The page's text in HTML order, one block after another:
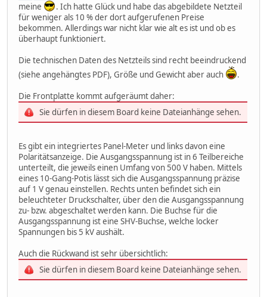
meine
. Ich hatte Glück und habe das abgebildete Netzteil
für weniger als 10 % der dort aufgerufenen Preise
bekommen. Allerdings war nicht klar wie alt es ist und ob es
überhaupt funktioniert.
Die technischen Daten des Netzteils sind recht beeindruckend
(siehe angehängtes PDF), Größe und Gewicht aber auch
.
Die Frontplatte kommt aufgeräumt daher:
Sie dürfen in diesem Board keine Dateianhänge sehen.
Es gibt ein integriertes Panel-Meter und links davon eine
Polaritätsanzeige. Die Ausgangsspannung ist in 6 Teilbereiche
unterteilt, die jeweils einen Umfang von 500 V haben. Mittels
eines 10-Gang-Potis lässt sich die Ausgangsspannung präzise
auf 1 V genau einstellen. Rechts unten befindet sich ein
beleuchteter Druckschalter, über den die Ausgangsspannung
zu- bzw. abgeschaltet werden kann. Die Buchse für die
Ausgangsspannung ist eine SHV-Buchse, welche locker
Spannungen bis 5 kV aushält.
Auch die Rückwand ist sehr übersichtlich:
Sie dürfen in diesem Board keine Dateianhänge sehen.